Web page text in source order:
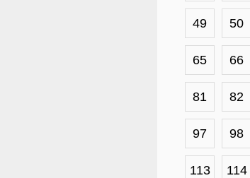
49 50
65 66
81 82
97 98
113 114